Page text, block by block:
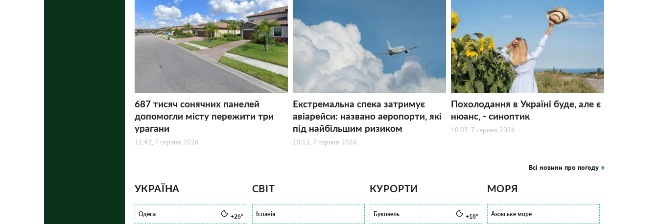
687 тисяч сонячних панелей
допомогли місту пережити три
урагани
11:42, 7 серпня 2026
Екстремальна спека затримує
авіарейси: названо аеропорти, які
під найбільшим ризиком
10:15, 7 серпня 2026
Похолодання в Україні буде, але є
нюанс, - синоптик
10:03, 7 серпня 2026
Всі новини про погоду
УКРАЇНА
Одеса +26°
СВІТ
Іспанія
КУРОРТИ
Буковель +18°
МОРЯ
Азовське море